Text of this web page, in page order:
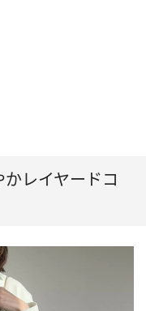
レイヤードコ